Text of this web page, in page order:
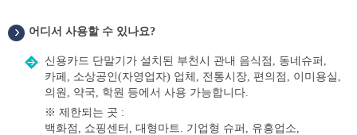
어
어디서 사용할 수 있나요?
신용카드 단말기가 설치된 부천시 관내 음식점, 동네슈퍼,
카페, 소상공인(자영업자) 업체, 전통시장, 편의점, 이미용실,
의원, 약국, 학원 등에서 사용 가능합니다.
※ 제한되는 곳 :
백화점, 쇼핑센터, 대형마트. 기업형 슈퍼, 유흥업소,